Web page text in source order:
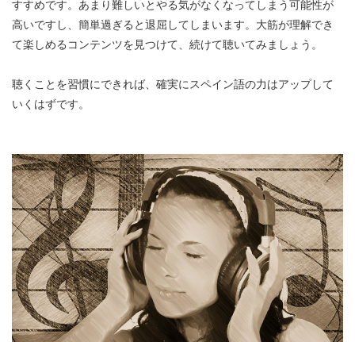
すすめです。あまり難しいとやる気がなくなってしまう可能性が
高いですし、簡単過ぎると退屈してしまいます。大筋が理解でき
て楽しめるコンテンツを見つけて、続けて聴いてみましょう。
聴くことを習慣にできれば、確実にスペイン語の力はアップして
いくはずです。